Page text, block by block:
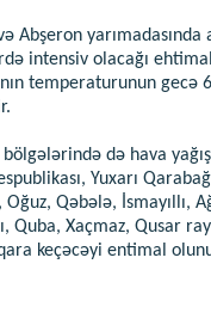
Abşeron yarımadasında
intensiv olacağı
temperaturunun gecə
də hava
Yuxarı
Qəbələ, İsmayıllı,
Quba, Xaçmaz, Qusar
keçəcəyi entimal